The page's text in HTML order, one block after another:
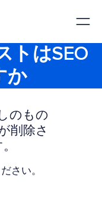
トはSEO
か
のもの
削除さ
さい。